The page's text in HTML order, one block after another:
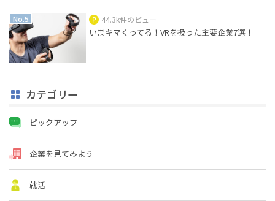
44.3k件のビュー
いまキマくってる！VRを扱った主要企業7選！
カテゴリー
ピックアップ
企業を見てみよう
就活